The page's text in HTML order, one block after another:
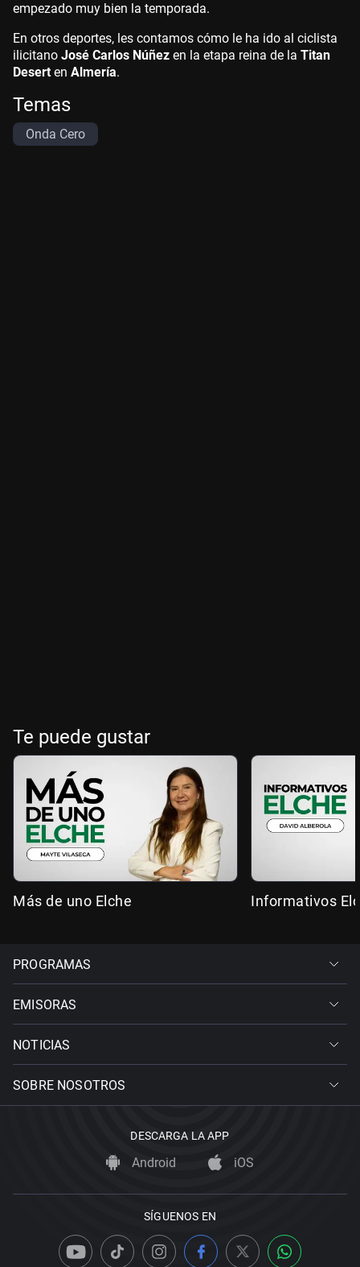
empezado muy bien la temporada.
En otros deportes, les contamos cómo le ha ido al ciclista
ilicitano José Carlos Núñez en la etapa reina de la Titan
Desert en Almería.
Temas
Onda Cero
Te puede gustar
Más de uno Elche Informativos
PROGRAMAS
EMISORAS
NOTICIAS
SOBRE NOSOTROS
DESCARGA LA APP
Android iOS
SÍGUENOS EN